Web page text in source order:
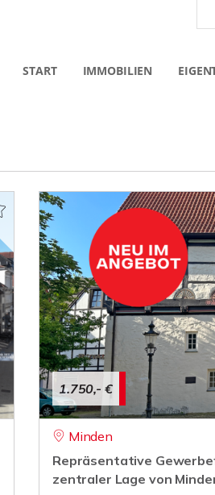
START IMMOBILIEN
1.750,- €
Minden
Repräsentative
zentraler Lage von